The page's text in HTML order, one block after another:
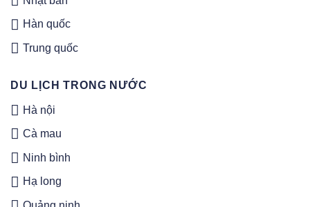
Hàn quốc
Trung quốc
DU LỊCH TRONG NƯỚC
Hà nội
Cà mau
Ninh bình
Hạ long